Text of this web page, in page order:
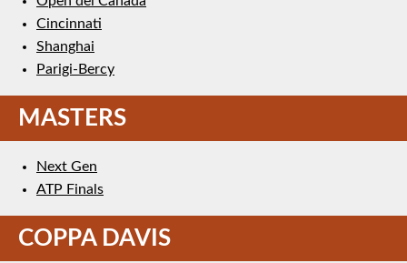
Cincinnati
Shanghai
Parigi-Bercy
MASTERS
Next Gen
ATP Finals
COPPA DAVIS